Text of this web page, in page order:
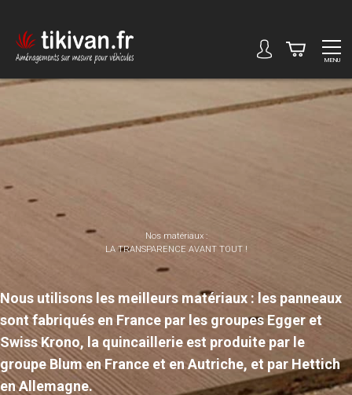
MENU
Nos matériaux :
LA TRANSPARENCE AVANT TOUT !
Nous utilisons les meilleurs matériaux : les panneaux
sont fabriqués en France par les groupes Egger et
Swiss Krono, la quincaillerie est produite par le
groupe Blum en France et en Autriche, et par Hettich
en Allemagne.